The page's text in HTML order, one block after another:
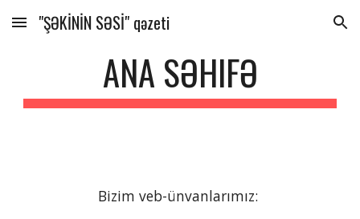
Skip to main content Skip to navigation
"ŞƏKİNİN SƏSİ" qəzeti
ANA SƏHIFƏ
Bizim veb-ünvanlarımız: